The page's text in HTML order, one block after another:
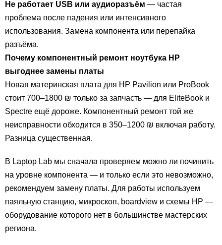
Не работает USB или аудиоразъём — частая
проблема после падения или интенсивного
использования. Замена компонента или перепайка
разъёма.
Почему компонентный ремонт ноутбука HP
выгоднее замены платы
Новая материнская плата для HP Pavilion или ProBook
стоит 700–1800 ₪ только за запчасть — для EliteBook и
Spectre ещё дороже. Компонентный ремонт той же
неисправности обходится в 350–1200 ₪ включая работу.
Разница существенная.
В Laptop Lab мы сначала проверяем можно ли починить
на уровне компонента — и только если это невозможно,
рекомендуем замену платы. Для работы используем
паяльную станцию, микроскоп, boardview и схемы HP —
оборудование которого нет в большинстве мастерских
региона.